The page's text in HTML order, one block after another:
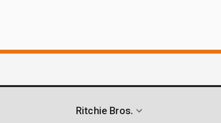
Ritchie Bros.